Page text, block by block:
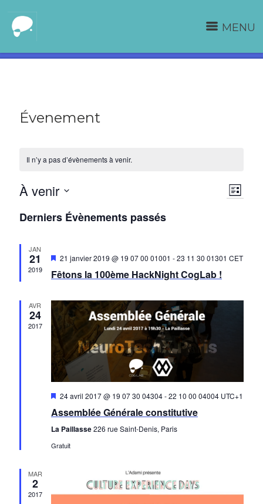
MENU
Évenement
Il n’y a pas d’évènements à venir.
LISTE
À venir
une
Derniers Évènements passés
JAN
21
2019
Mis
avant
21 janvier 2019 @ 19 07 00 01001 -23 11 30 01301 CET
Fêtons la 100ème HackNight CogLab !
AVR
24
2017
Mis
avant
24 avril 2017 @ 19 07 30 04304-22 10 00 04004 UTC+1
Assemblée Générale constitutive
La Paillasse226 rue Saint-Denis, Paris
Gratuit
MAR
2
2017